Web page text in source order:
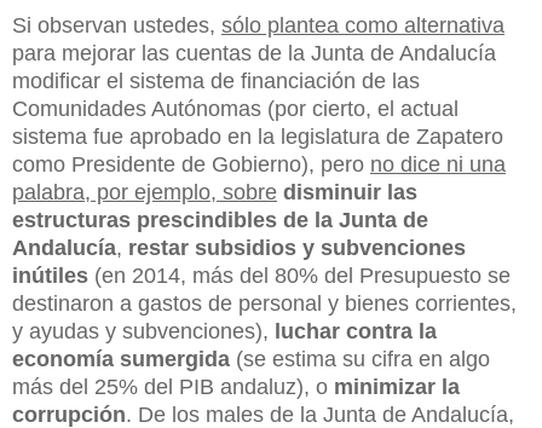
Si observan ustedes, sólo plantea como alternativa
para mejorar las cuentas de la Junta de Andalucía
modificar el sistema de financiación de las
Comunidades Autónomas (por cierto, el actual
sistema fue aprobado en la legislatura de Zapatero
como Presidente de Gobierno), pero no dice ni una
palabra, por ejemplo, sobre disminuir las
estructuras prescindibles de la Junta de
Andalucía, restar subsidios y subvenciones
inútiles (en 2014, más del 80% del Presupuesto se
destinaron a gastos de personal y bienes corrientes,
y ayudas y subvenciones), luchar contra la
economía sumergida (se estima su cifra en algo
más del 25% del PIB andaluz), o minimizar la
corrupción. De los males de la Junta de Andalucía,